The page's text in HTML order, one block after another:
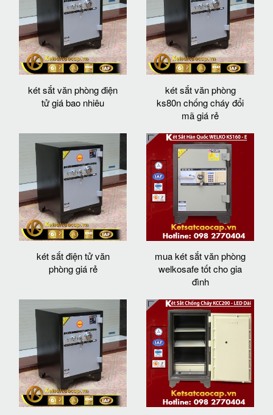
két sắt văn phòng điện
tử giá bao nhiêu
két sắt văn phòng
ks80n chống cháy đổi
mã giá rẻ
két sắt điện tử văn
phòng giá rẻ
mua két sắt văn phòng
welkosafe tốt cho gia
đình